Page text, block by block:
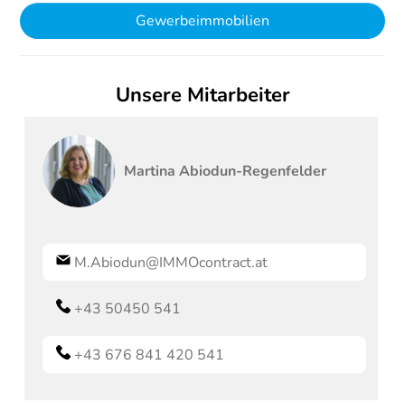
Gewerbeimmobilien
Unsere Mitarbeiter
Martina Abiodun-Regenfelder
M.Abiodun@IMMOcontract.at
+43 50450 541
+43 676 841 420 541